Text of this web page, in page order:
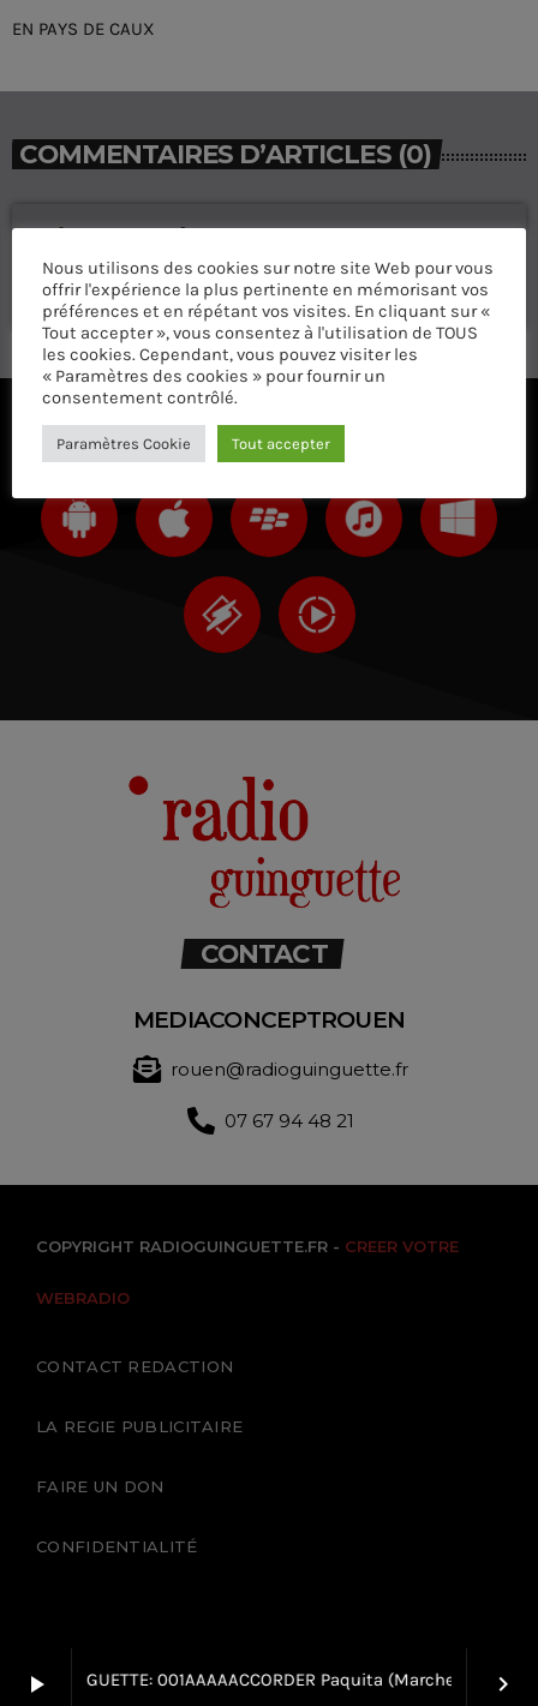
play_arrowGUINGUETTE: 001AAAAACCORDER Paquita (Marche) keyboard_arrow_right
EN PAYS DE CAUX
COMMENTAIRES D’ARTICLES (0)
Laisser une réponse
Vous devez être connecté pour ajouter un commentaire.
Connectez-vous maintenant
ÉCOUTEZ AVEC VOTRE APP ET SUR LE
CONTACT
MEDIACONCEPTROUEN
rouen@radioguinguette.fr
07 67 94 48 21
COPYRIGHT RADIOGUINGUETTE.FR - CREER VOTRE
WEBRADIO
CONTACT REDACTION
LA REGIE PUBLICITAIRE
FAIRE UN DON
CONFIDENTIALITÉ
Nous utilisons des cookies sur notre site Web pour vous
offrir l'expérience la plus pertinente en mémorisant vos
préférences et en répétant vos visites. En cliquant sur «
Tout accepter », vous consentez à l'utilisation de TOUS
les cookies. Cependant, vous pouvez visiter les
« Paramètres des cookies » pour fournir un
consentement contrôlé.
Paramètres Cookie Tout accepter